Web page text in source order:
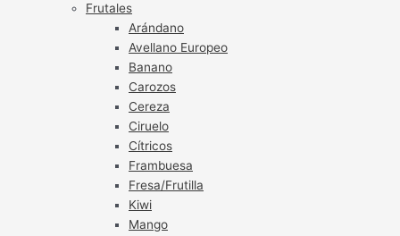
Frutales
Arándano
Avellano Europeo
Banano
Carozos
Cereza
Ciruelo
Cítricos
Frambuesa
Fresa/Frutilla
Kiwi
Mango